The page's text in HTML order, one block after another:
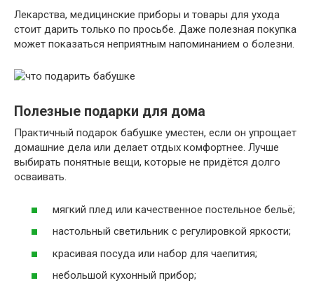
Лекарства, медицинские приборы и товары для ухода
стоит дарить только по просьбе. Даже полезная покупка
может показаться неприятным напоминанием о болезни.
Полезные подарки для дома
Практичный подарок бабушке уместен, если он упрощает
домашние дела или делает отдых комфортнее. Лучше
выбирать понятные вещи, которые не придётся долго
осваивать.
мягкий плед или качественное постельное бельё;
настольный светильник с регулировкой яркости;
красивая посуда или набор для чаепития;
небольшой кухонный прибор;